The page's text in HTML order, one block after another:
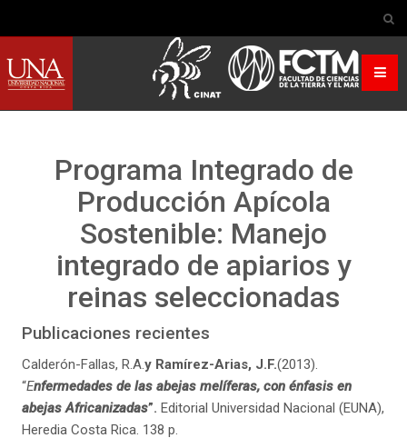
Programa Integrado de
Producción Apícola
Sostenible: Manejo
integrado de apiarios y
reinas seleccionadas
Publicaciones recientes
Calderón-Fallas, R.A.y Ramírez-Arias, J.F.(2013).
“Enfermedades de las abejas melíferas, con énfasis en
abejas Africanizadas”. Editorial Universidad Nacional (EUNA),
Heredia Costa Rica. 138 p.